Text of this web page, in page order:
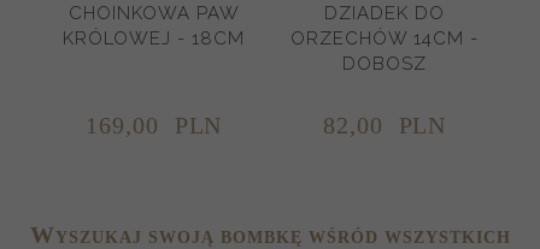
CHOINKOWA PAW
KRÓLOWEJ - 18CM
169,00 PLN
DZIADEK DO
ORZECHÓW 14CM -
DOBOSZ
82,00 PLN
WYSZUKAJ SWOJĄ BOMBKĘ WŚRÓD WSZYSTKICH